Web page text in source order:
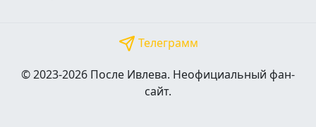
Телеграмм
© 2023-2026 После Ивлева. Неофициальный фан-
сайт.